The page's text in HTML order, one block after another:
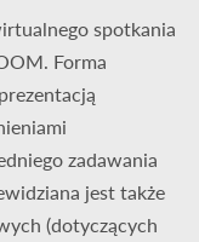
spotkania
Forma
zadawania
jest także
(dotyczących